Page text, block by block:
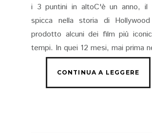
i 3 puntini in altoC'è un anno, il
spicca nella storia di
prodotto alcuni dei film più
tempi. In quei 12 mesi, mai prima